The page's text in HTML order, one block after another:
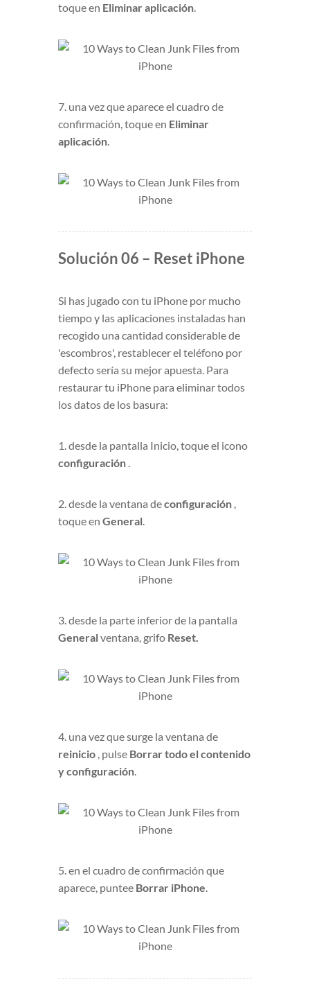
toque en Eliminar aplicación.
7. una vez que aparece el cuadro de
confirmación, toque en Eliminar
aplicación.
Solución 06 – Reset iPhone
Si has jugado con tu iPhone por mucho
tiempo y las aplicaciones instaladas han
recogido una cantidad considerable de
'escombros', restablecer el teléfono por
defecto sería su mejor apuesta. Para
restaurar tu iPhone para eliminar todos
los datos de los basura:
1. desde la pantalla Inicio, toque el icono
configuración .
2. desde la ventana deconfiguración ,
toque en General.
3. desde la parte inferior de la pantalla
Generalventana, grifo Reset.
4. una vez que surge la ventana de
reinicio , pulse Borrar todo el contenido
y configuración.
5. en el cuadro de confirmación que
aparece, puntee Borrar iPhone.